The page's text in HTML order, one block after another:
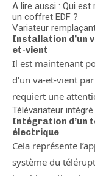
A lire aussi : Qui
un coffret EDF ?
Variateur
Installation d’un
et-vient
Il est maintenant
d’un va-et-vient
requiert une
Télévariateur
Intégration d’un
électrique
Cela représente
système du